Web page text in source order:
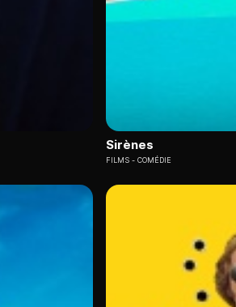
Sirènes
FILMS COMÉDIE